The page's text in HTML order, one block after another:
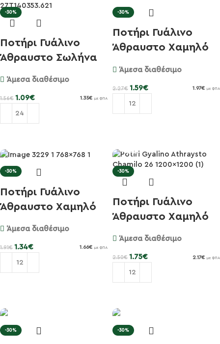
-30%
Ποτήρι Γυάλινο
Άθραυστο Σωλήνα
Άμεσα διαθέσιμο
1.56€ 1.09€ 1.35€ με ΦΠΑ
-30%
Ποτήρι Γυάλινο
Άθραυστο Χαμηλό
Άμεσα διαθέσιμο
2.27€ 1.59€ 1.97€ με ΦΠΑ
-30%
Ποτήρι Γυάλινο
Άθραυστο Χαμηλό
Άμεσα διαθέσιμο
1.91€ 1.34€ 1.66€ με ΦΠΑ
-30%
Ποτήρι Γυάλινο
Άθραυστο Χαμηλό
Άμεσα διαθέσιμο
2.50€ 1.75€ 2.17€ με ΦΠΑ
-30% -30%